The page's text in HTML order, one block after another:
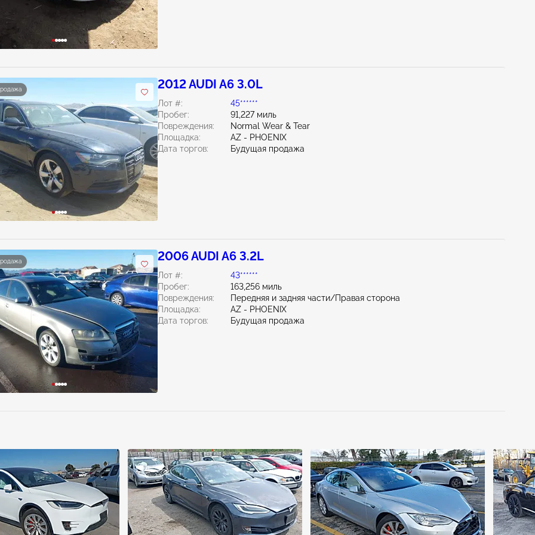
2012 AUDI A6 3.0L
Лот #:
45******
Пробег:
91,227 миль
Повреждения:
Normal Wear & Tear
Площадка:
AZ - PHOENIX
Дата торгов:
Будущая продажа
2006 AUDI A6 3.2L
Лот #:
43******
Пробег:
163,256 миль
Повреждения:
Передняя и задняя части/Правая сторона
Площадка:
AZ - PHOENIX
Дата торгов:
Будущая продажа